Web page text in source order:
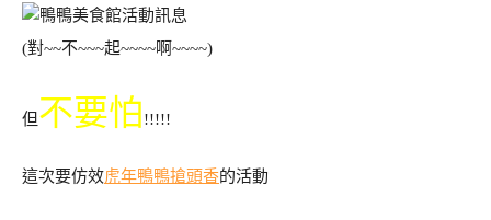
(對~~不~~~起~~~~啊~~~~)
但不要怕!!!!!
這次要仿效虎年鴨鴨搶頭香的活動